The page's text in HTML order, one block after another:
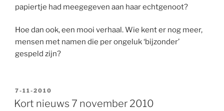
papiertje had meegegeven aan haar echtgenoot?
Hoe dan ook, een mooi verhaal. Wie kent er nog meer,
mensen met namen die per ongeluk ‘bijzonder’
gespeld zijn?
GEPLAATST
OP
7-11-2010
Kort nieuws 7 november 2010